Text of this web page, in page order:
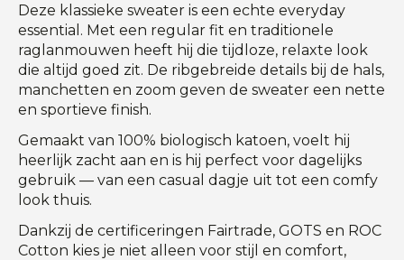
Deze klassieke sweater is een echte everyday
essential. Met een regular fit en traditionele
raglanmouwen heeft hij die tijdloze, relaxte look
die altijd goed zit. De ribgebreide details bij de hals,
manchetten en zoom geven de sweater een nette
en sportieve finish.
Gemaakt van 100% biologisch katoen, voelt hij
heerlijk zacht aan en is hij perfect voor dagelijks
gebruik — van een casual dagje uit tot een comfy
look thuis.
Dankzij de certificeringen Fairtrade, GOTS en ROC
Cotton kies je niet alleen voor stijl en comfort,